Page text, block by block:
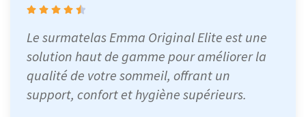
Le surmatelas Emma Original Elite est une
solution haut de gamme pour améliorer la
qualité de votre sommeil, offrant un
support, confort et hygiène supérieurs.